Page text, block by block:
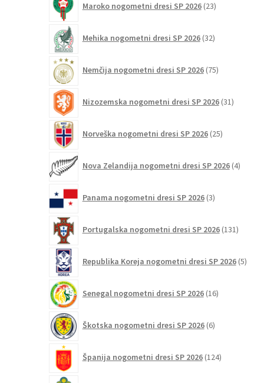
Maroko nogometni dresi SP 2026 23izdelkov
Mehika nogometni dresi SP 2026 32izdelkov
Nemčija nogometni dresi SP 2026 75izdelkov
Nizozemska nogometni dresi SP 2026 31izdelkov
Norveška nogometni dresi SP 2026 25izdelkov
Nova Zelandija nogometni dresi SP 2026 4izdelki
Panama nogometni dresi SP 2026 3izdelki
Portugalska nogometni dresi SP 2026 131
Republika Koreja nogometni dresi SP 2026 5
Senegal nogometni dresi SP 2026 16izdelkov
Škotska nogometni dresi SP 2026 6izdelkov
Španija nogometni dresi SP 2026 124izdelkov